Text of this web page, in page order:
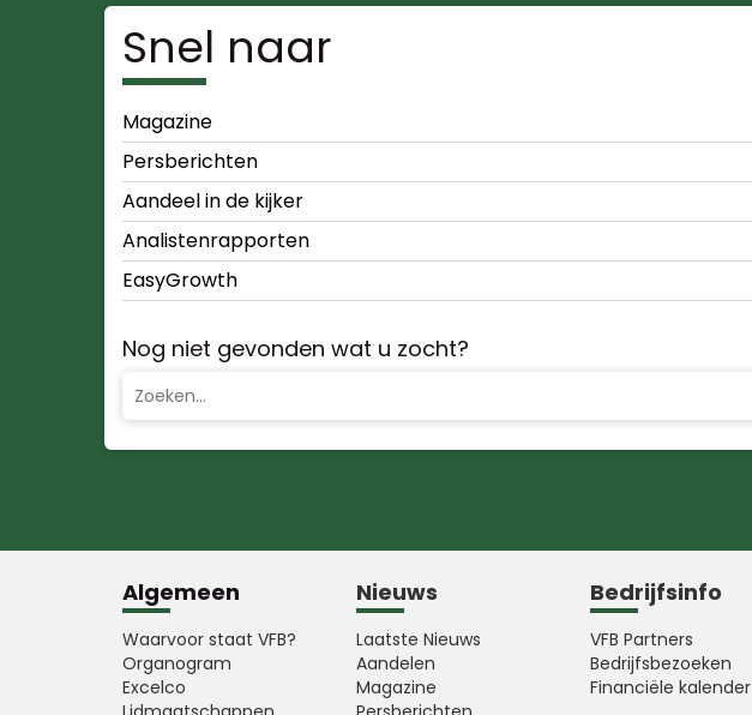
Snel naar
Magazine
Persberichten
Aandeel in de kijker
Analistenrapporten
EasyGrowth
Nog niet gevonden wat u zocht?
Algemeen
Waarvoor staat VFB?
Organogram
Excelco
Nieuws
Laatste Nieuws
Aandelen
Magazine
Bedrijfsinfo
VFB Partners
Bedrijfsbezoeken
Financiële kalender